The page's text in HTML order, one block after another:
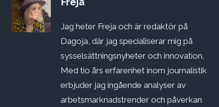
Jag heter Freja och är redaktör på
Dagoja, där jag specialiserar mig på
sysselsättningsnyheter och innovation.
Med tio års erfarenhet inom journalistik
erbjuder jag ingående analyser av
arbetsmarknadstrender och påverkan